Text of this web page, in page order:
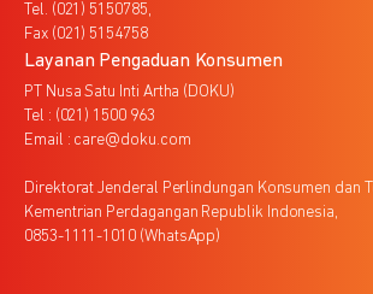
Tel. (021) 5150785,
Fax (021) 5154758
Layanan Pengaduan Konsumen
PT Nusa Satu Inti Artha (DOKU)
Tel : (021) 1500 963
Email : care@doku.com
Direktorat Jenderal Perlindungan Konsumen dan
Kementrian Perdagangan Republik Indonesia,
0853-1111-1010 (WhatsApp)